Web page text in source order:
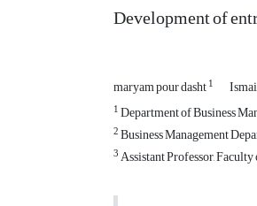
Development of
maryam pour dasht1
1Department of Business
2Business Management
3Assistant Professor,